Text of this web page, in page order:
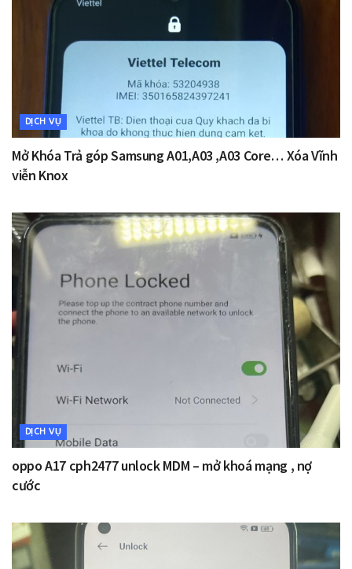
DỊCH VỤ
Mở Khóa Trả góp Samsung A01,A03 ,A03 Core… Xóa Vĩnh
viễn Knox
DỊCH VỤ
oppo A17 cph2477 unlock MDM – mở khoá mạng , nợ
cước